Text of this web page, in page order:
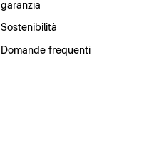
garanzia
Sostenibilità
Domande frequenti